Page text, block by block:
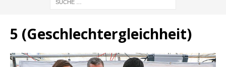
5 (Geschlechtergleichheit)